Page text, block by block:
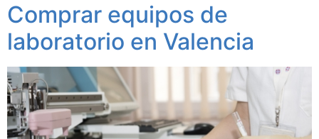
Comprar equipos de
laboratorio en Valencia